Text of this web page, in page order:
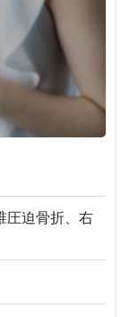
圧迫骨折、右